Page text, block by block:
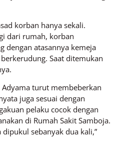
korban hanya sekali.
dari rumah, korban
dengan atasannya kemeja
Saat ditemukan
turut membeberkan
juga sesuai dengan
pelaku cocok dengan
di Rumah Sakit Samboja.
sebanyak dua kali,”